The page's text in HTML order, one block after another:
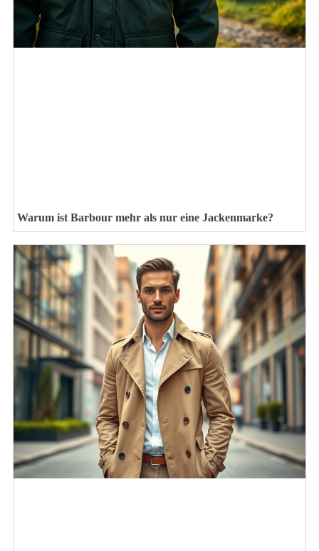
Warum ist Barbour mehr als nur eine Jackenmarke?